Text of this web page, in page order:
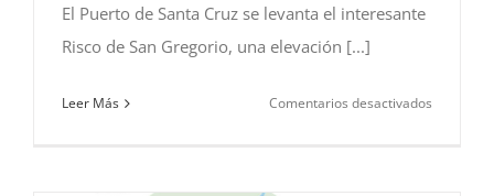
El Puerto de Santa Cruz se levanta el interesante
Risco de San Gregorio, una elevación [...]
Leer Más Comentarios desactivados